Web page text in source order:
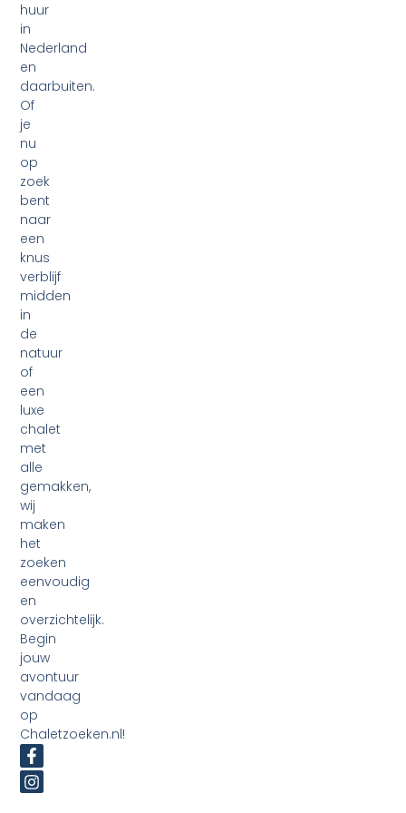
huur
in
Nederland
en
daarbuiten.
Of
je
nu
op
zoek
bent
naar
een
knus
verblijf
midden
in
de
natuur
of
een
luxe
chalet
met
alle
gemakken,
wij
maken
het
zoeken
eenvoudig
en
overzichtelijk.
Begin
jouw
avontuur
vandaag
op
Chaletzoeken.nl!